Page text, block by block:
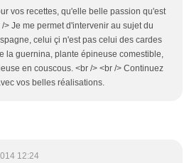
vos recettes, qu'elle belle passion qu'est
/> Je me permet d'intervenir au sujet du
celui çi n'est pas celui des cardes
la guernina, plante épineuse comestible,
en couscous. <br /> <br /> Continuez
vos belles réalisations.
12:24